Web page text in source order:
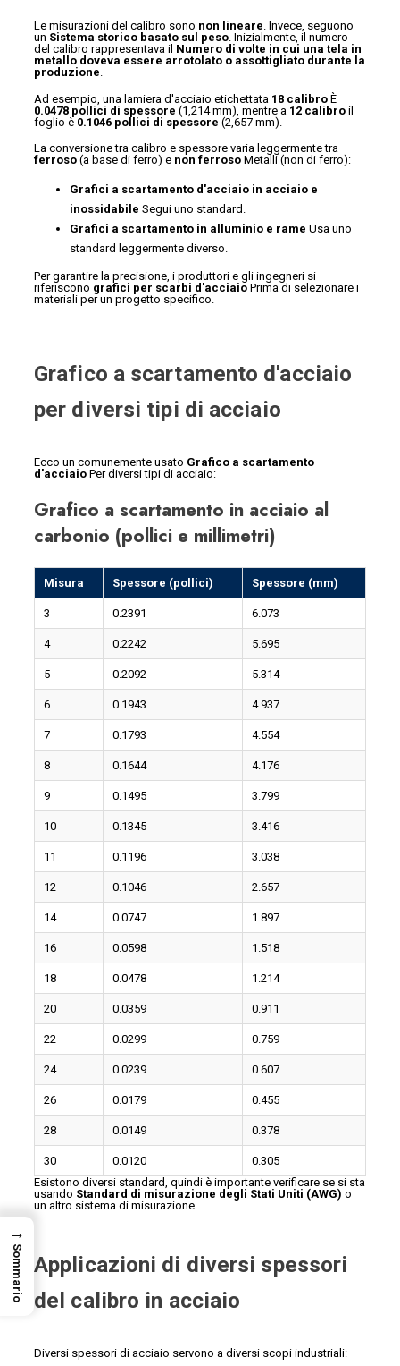
Le misurazioni del calibro sono non lineare. Invece, seguono
un Sistema storico basato sul peso. Inizialmente, il numero
del calibro rappresentava il Numero di volte in cui una tela in
metallo doveva essere arrotolato o assottigliato durante la
produzione.
Ad esempio, una lamiera d'acciaio etichettata 18 calibro È
0.0478 pollici di spessore (1,214 mm), mentre a 12 calibro il
foglio è 0.1046 pollici di spessore (2,657 mm).
La conversione tra calibro e spessore varia leggermente tra
ferroso (a base di ferro) e non ferroso Metalli (non di ferro):
Grafici a scartamento d'acciaio in acciaio e
inossidabile Segui uno standard.
Grafici a scartamento in alluminio e rame Usa uno
standard leggermente diverso.
Per garantire la precisione, i produttori e gli ingegneri si
riferiscono grafici per scarbi d'acciaio Prima di selezionare i
materiali per un progetto specifico.
Grafico a scartamento d'acciaio
per diversi tipi di acciaio
Ecco un comunemente usato Grafico a scartamento
d'acciaio Per diversi tipi di acciaio:
Grafico a scartamento in acciaio al
carbonio (pollici e millimetri)
Misura Spessore (pollici) Spessore (mm)
3 0.2391 6.073
4 0.2242 5.695
5 0.2092 5.314
6 0.1943 4.937
7 0.1793 4.554
8 0.1644 4.176
9 0.1495 3.799
10 0.1345 3.416
11 0.1196 3.038
12 0.1046 2.657
14 0.0747 1.897
16 0.0598 1.518
18 0.0478 1.214
20 0.0359 0.911
22 0.0299 0.759
24 0.0239 0.607
26 0.0179 0.455
28 0.0149 0.378
30 0.0120
0.305
Esistono diversi standard, quindi è importante verificare se si sta
usando Standard di misurazione degli Stati Uniti (AWG) o
un altro sistema di misurazione.
Applicazioni di diversi spessori
del calibro in acciaio
Diversi spessori di acciaio servono a diversi scopi industriali:
→
Sommario